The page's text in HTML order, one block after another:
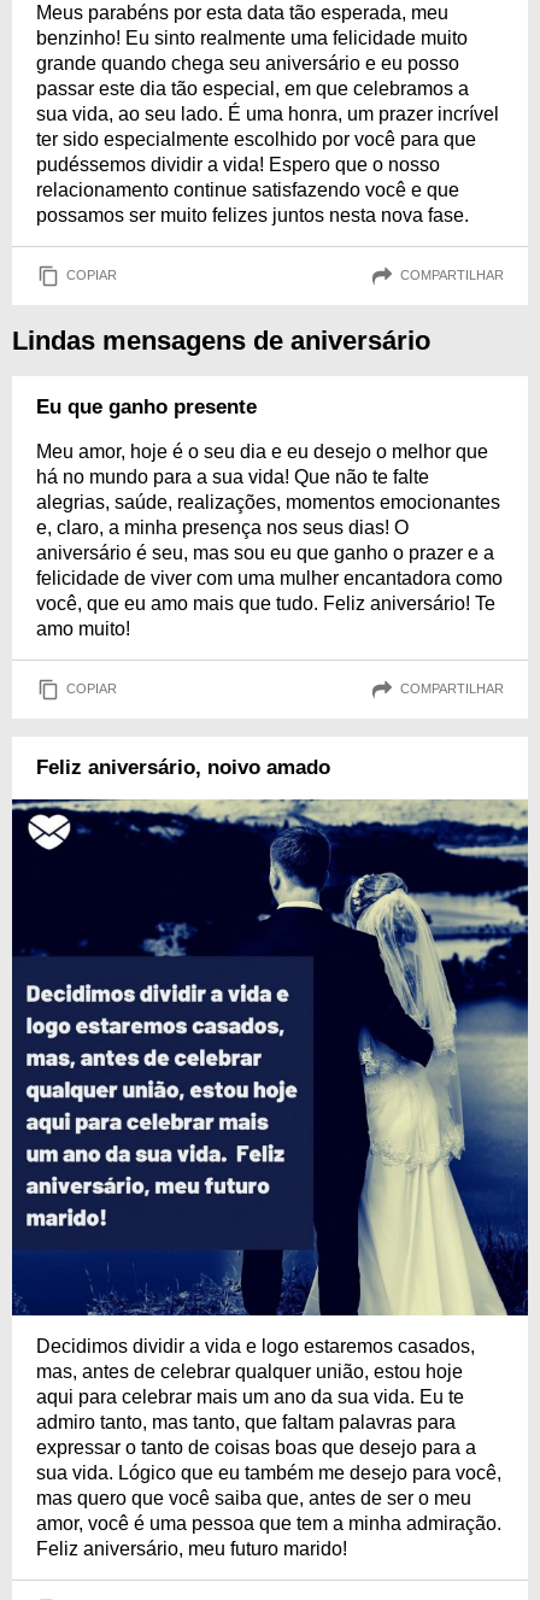
Meus parabéns por esta data tão esperada, meu
benzinho! Eu sinto realmente uma felicidade muito
grande quando chega seu aniversário e eu posso
passar este dia tão especial, em que celebramos a
sua vida, ao seu lado. É uma honra, um prazer incrível
ter sido especialmente escolhido por você para que
pudéssemos dividir a vida! Espero que o nosso
relacionamento continue satisfazendo você e que
possamos ser muito felizes juntos nesta nova fase.
COPIAR COMPARTILHAR
Lindas mensagens de aniversário
Eu que ganho presente
Meu amor, hoje é o seu dia e eu desejo o melhor que
há no mundo para a sua vida! Que não te falte
alegrias, saúde, realizações, momentos emocionantes
e, claro, a minha presença nos seus dias! O
aniversário é seu, mas sou eu que ganho o prazer e a
felicidade de viver com uma mulher encantadora como
você, que eu amo mais que tudo. Feliz aniversário! Te
amo muito!
COPIAR COMPARTILHAR
Feliz aniversário, noivo amado
Decidimos dividir a vida e logo estaremos casados,
mas, antes de celebrar qualquer união, estou hoje
aqui para celebrar mais um ano da sua vida. Eu te
admiro tanto, mas tanto, que faltam palavras para
expressar o tanto de coisas boas que desejo para a
sua vida. Lógico que eu também me desejo para você,
mas quero que você saiba que, antes de ser o meu
amor, você é uma pessoa que tem a minha admiração.
Feliz aniversário, meu futuro marido!